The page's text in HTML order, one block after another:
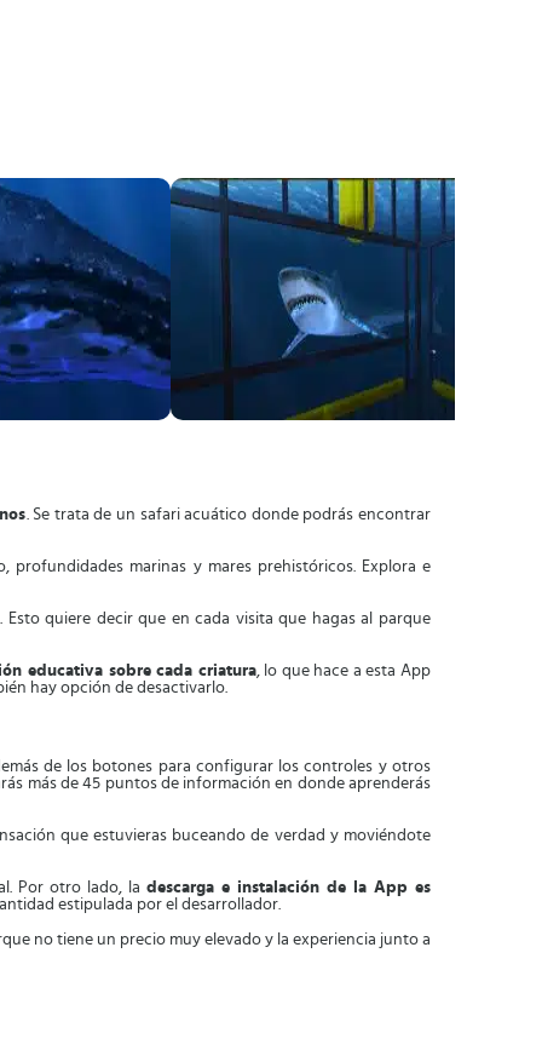
. Se trata de un safari acuático donde podrás encontrar
marinas y mares prehistóricos. Explora e
. Esto quiere decir que en cada visita que hagas al parque
educativa sobre cada criatura, lo que hace a esta App
hay opción de desactivarlo.
de los botones para configurar los controles y otros
más de 45 puntos de información en donde aprenderás
que estuvieras buceando de verdad y moviéndote
Por otro lado, la descarga e instalación de la App es
estipulada por el desarrollador.
no tiene un precio muy elevado y la experiencia junto a